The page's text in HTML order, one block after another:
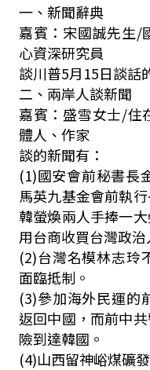
一、新聞辭典
嘉賓：宋國誠先生/
心資深研究員
談川普5月15日談話
二、兩岸人談新聞
嘉賓：盛雪女士/住
體人、作家
談的新聞有：
(1)國安會前秘書長
馬英九基金會前執
韓螢煥兩人手捧一
用台商收買台灣政
(2)台灣名模林志玲
面臨抵制。
(3)參加海外民運的
返回中國，而前中
險到達韓國。
(4)山西留神峪煤礦